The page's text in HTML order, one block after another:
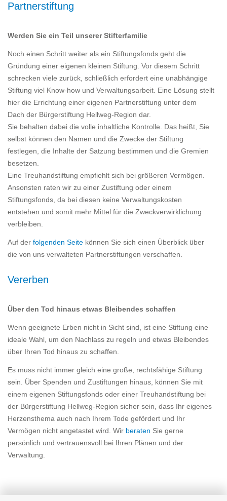
Partnerstiftung
Werden Sie ein Teil unserer Stifterfamilie
Noch einen Schritt weiter als ein Stiftungsfonds geht die
Gründung einer eigenen kleinen Stiftung. Vor diesem Schritt
schrecken viele zurück, schließlich erfordert eine unabhängige
Stiftung viel Know-how und Verwaltungsarbeit. Eine Lösung stellt
hier die Errichtung einer eigenen Partnerstiftung unter dem
Dach der Bürgerstiftung Hellweg-Region dar.
Sie behalten dabei die volle inhaltliche Kontrolle. Das heißt, Sie
selbst können den Namen und die Zwecke der Stiftung
festlegen, die Inhalte der Satzung bestimmen und die Gremien
besetzen.
Eine Treuhandstiftung empfiehlt sich bei größeren Vermögen.
Ansonsten raten wir zu einer Zustiftung oder einem
Stiftungsfonds, da bei diesen keine Verwaltungskosten
entstehen und somit mehr Mittel für die Zweckverwirklichung
verbleiben.
Auf der folgenden Seite können Sie sich einen Überblick über
die von uns verwalteten Partnerstiftungen verschaffen.
Vererben
Über den Tod hinaus etwas Bleibendes schaffen
Wenn geeignete Erben nicht in Sicht sind, ist eine Stiftung eine
ideale Wahl, um den Nachlass zu regeln und etwas Bleibendes
über Ihren Tod hinaus zu schaffen.
Es muss nicht immer gleich eine große, rechtsfähige Stiftung
sein. Über Spenden und Zustiftungen hinaus, können Sie mit
einem eigenen Stiftungsfonds oder einer Treuhandstiftung bei
der Bürgerstiftung Hellweg-Region sicher sein, dass Ihr eigenes
Herzensthema auch nach Ihrem Tode gefördert und Ihr
Vermögen nicht angetastet wird. Wir beraten Sie gerne
persönlich und vertrauensvoll bei Ihren Plänen und der
Verwaltung.